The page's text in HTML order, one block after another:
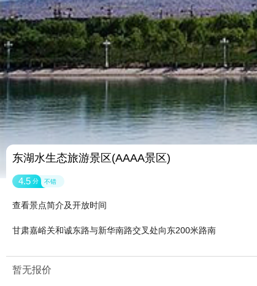
东湖水生态旅游景区(AAAA景区)
4.5 分 不错
查看景点简介及开放时间
甘肃嘉峪关和诚东路与新华南路交叉处向东200米路南
暂无报价